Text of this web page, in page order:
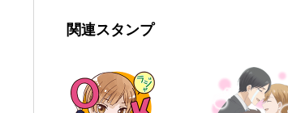
関連スタンプ